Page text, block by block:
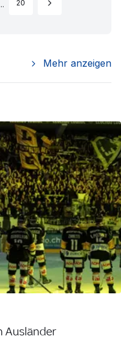
... 20
Mehr anzeigen
Ausländer